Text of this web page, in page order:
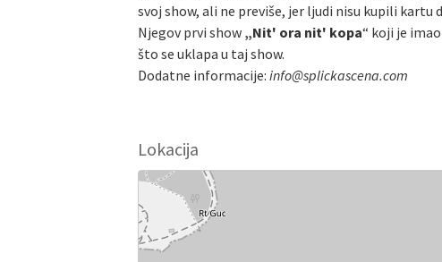
svoj show, ali ne previše, jer ljudi nisu kupili kartu
Njegov prvi show „Nit' ora nit' kopa“ koji je
što se uklapa u taj show.
Dodatne informacije: info@splickascena.com
Lokacija